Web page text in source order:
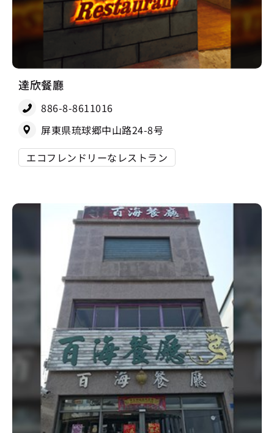
達欣餐廳
886-8-8611016
屏東県琉球郷中山路24-8号
エコフレンドリーなレストラン